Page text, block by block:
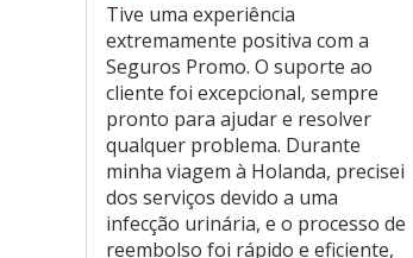
Tive uma experiência
extremamente positiva com a
Seguros Promo. O suporte ao
cliente foi excepcional, sempre
pronto para ajudar e resolver
qualquer problema. Durante
minha viagem à Holanda, precisei
dos serviços devido a uma
infecção urinária, e o processo de
reembolso foi rápido e eficiente,